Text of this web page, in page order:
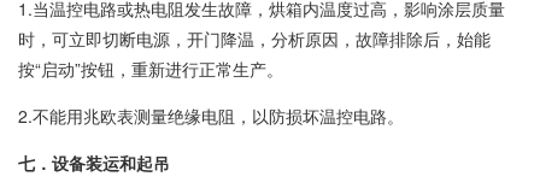
1.当温控电路或热电阻发生故障，烘箱内温度过高，影响涂层质量
时，可立即切断电源，开门降温，分析原因，故障排除后，始能
按“启动”按钮，重新进行正常生产。
2.不能用兆欧表测量绝缘电阻，以防损坏温控电路。
七．设备装运和起吊